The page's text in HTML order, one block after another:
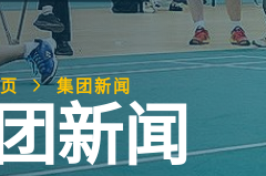
集团新闻
新闻